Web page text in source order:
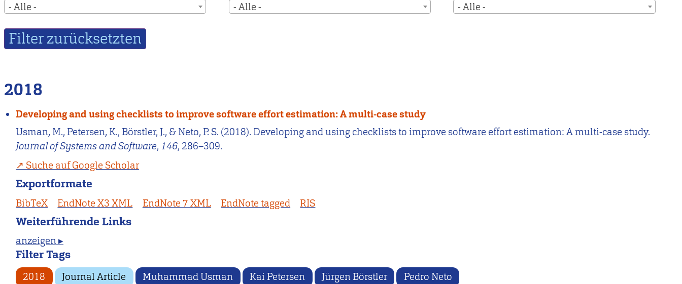
- Alle -
- Alle -
- Alle -
2018
Developing and using checklists to improve software effort estimation: A multi-case study
Usman, M., Petersen, K., Börstler, J., & Neto, P. S. (2018). Developing and using checklists to improve software effort estimation: A multi-case study.
Journal of Systems and Software, 146, 286–309.
Suche auf Google Scholar
Exportformate
BibTeX EndNote X3 XML EndNote 7 XML EndNote tagged RIS
Weiterführende Links
anzeigen ▸
Filter Tags
2018 Journal Article Muhammad Usman Kai Petersen Jürgen Börstler Pedro Neto